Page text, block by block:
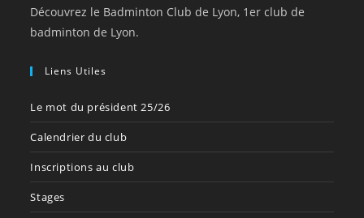
Découvrez le Badminton Club de Lyon, 1er club de
badminton de Lyon.
Liens Utiles
Le mot du président 25/26
Calendrier du club
Inscriptions au club
Stages